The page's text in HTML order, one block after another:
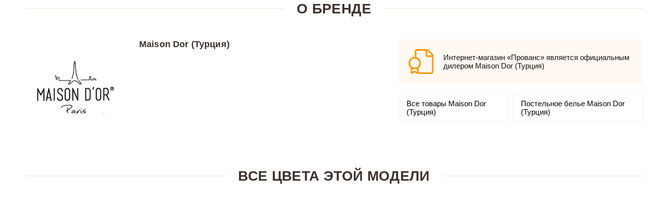
О БРЕНДЕ
Maison Dor (Турция)
Интернет-магазин «Прованс» является официальным
дилером Maison Dor (Турция)
Все товары Maison Dor
(Турция)
Постельное белье Maison Dor
(Турция)
ВСЕ ЦВЕТА ЭТОЙ МОДЕЛИ